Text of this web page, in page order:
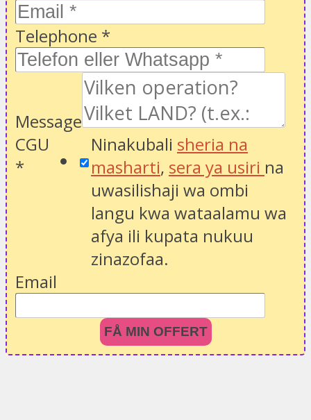
Telephone *
Message
CGU
*
Ninakubali sheria na
masharti, sera ya usiri na
uwasilishaji wa ombi
langu kwa wataalamu wa
afya ili kupata nukuu
zinazofaa.
Email
FÅ MIN OFFERT